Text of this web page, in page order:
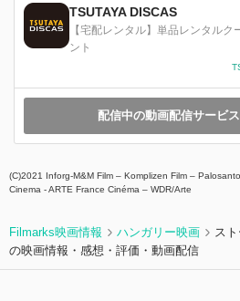
TSUTAYA DISCAS
【宅配レンタル】単品レンタルク
ント
配信中の動画配信サービ
(C)2021 Inforg-M&M Film – Komplizen Film –
Cinema - ARTE France Cinéma – WDR/Arte
Filmarks映画情報 ハンガリー映画
ス
の映画情報・感想・評価・動画配信